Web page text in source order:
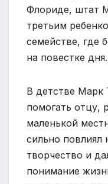
Флориде, штат
третьим
семействе, где
на повестке дня.
В детстве Марк
помогать отцу,
маленькой
сильно повлиял
творчество и
понимание